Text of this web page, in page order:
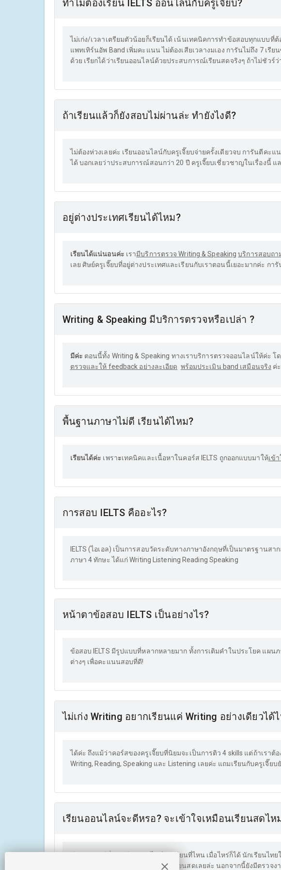
ทำไมต้องเรียน IELTS ออนไลน์กับครูเจี๊ยบ?
ไม่เก่ง/เวลาเตรียมตัวน้อยก็เรียนได้ เน้นเทคนิคการทำข้อสอบทุกแบบที่
แพทเทิร์นอัพ Band เพิ่มคะแนน ไม่ต้องเสียเวลางมเอง การันไม่ถึง 7 เ
ด้วย เรียกได้ว่าเรียนออนไลน์ด้วยประสบการณ์เรียนสดจริงๆ ถ้าไม่ชัวร์
ถ้าเรียนแล้วก็ยังสอบไม่ผ่านล่ะ ทำยังไงดี?
ไม่ต้องห่วงเลยค่ะ เรียนออนไลน์กับครูเจี๊ยบจ่ายครั้งเดียวจบ การันตีคะ
ได้ บอกเลยว่าประสบการณ์สอนกว่า 20 ปี ครูเจี๊ยบเชี่ยวชาญในเรื่องนี้ แ
อยู่ต่างประเทศเรียนได้ไหม?
เรียนได้แน่นอนค่ะ เรามีบริการตรวจ Writing & Speaking บริการสอบถา
เลย ศิษย์ครูเจี๊ยบที่อยู่ต่างประเทศและเรียนกับเราตอนนี้เยอะมากค่ะ ก
Writing & Speaking มีบริการตรวจหรือเปล่า ?
มีค่ะ ตอนนี้ทั้ง Writing & Speaking ทางเราบริการตรวจออนไลน์ให้ค่ะ โ
ตรวจและให้ feedback อย่างละเอียด พร้อมประเมิน band เสมือนจริง ค่
พื้นฐานภาษาไม่ดี เรียนได้ไหม?
เรียนได้ค่ะ เพราะเทคนิคและเนื้อหาในคอร์ส IELTS ถูกออกแบบมาให้เข้า
การสอบ IELTS คืออะไร?
IELTS (ไอเอล) เป็นการสอบวัดระดับทางภาษาอังกฤษที่เป็นมาตรฐา
ภาษา 4 ทักษะ ได้แก่ Writing Listening Reading Speaking
หน้าตาข้อสอบ IELTS เป็นอย่างไร?
ข้อสอบ IELTS มีรูปแบบที่หลากหลายมาก ทั้งการเติมคำในประโยค แผ
ต่างๆ เพื่อคะแนนสอบที่ดี!
ไม่เก่ง Writing อยากเรียนแค่ Writing อย่างเดียวได้
ได้ค่ะ ถึงแม้ว่าคอร์สของครูเจี๊ยบที่นิยมจะเป็นการติว 4 skills แต่ถ้าเรา
Writing, Reading, Speaking และ Listening เลยค่ะ แถมเรียนกับครูเจี๊
เรียนออนไลน์จะดีหรอ? จะเข้าใจเหมือนเรียนสดไห
ดีมากๆ ค่ะ ดีที่สุด! เรียนออนไลน์ จะเรียนที่ไหน เมื่อไหร่ก็ได้ นักเรียนไ
ยังสามารถถามตอบกับครูได้เหมือนเรียนสดเลยล่ะ นอกจากนี้ยังมีตรวจ